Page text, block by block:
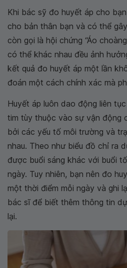
Khi bác sỹ đo huyết áp cho
cho bản thân bạn và có thể
còn gọi là hội chứng “Áo
có thể khác nhau đều ảnh
kết quả đo huyết áp một lần
đoán một cách chính xác mà
Huyết áp luôn dao động liên
tim tùy thuộc vào sự vận động
bởi các yếu tố môi trường và
nhau. Theo như biểu đồ chỉ ra
được buổi sáng khác với buổi
ngày. Tuy nhiên, bạn nên đo
một thời điểm mỗi ngày và ghi
bác sĩ để biết thêm thông tin
lại.